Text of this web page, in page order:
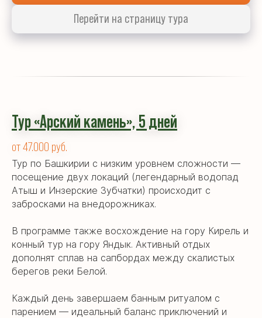
Перейти на страницу тура
Тур «Арский камень», 5 дней
от 47.000 руб.
Тур по Башкирии с низким уровнем сложности —
посещение двух локаций (легендарный водопад
Атыш и Инзерские Зубчатки) происходит с
забросками на внедорожниках.
В программе также восхождение на гору Кирель и
конный тур на гору Яндык. Активный отдых
дополнят сплав на сапбордах между скалистых
берегов реки Белой.
Каждый день завершаем банным ритуалом с
парением — идеальный баланс приключений и